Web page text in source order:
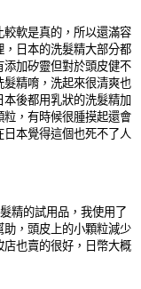
軟是真的，所以還滿容
日本的洗髮精大部分都
加矽靈但對於頭皮健不
精唷，洗起來很清爽也
後都用乳狀的洗髮精加
粒，有時候很腫摸起還會
本覺得這個也死不了人
精的試用品，我使用了
，頭皮上的小顆粒減少
店也賣的很好，日幣大概